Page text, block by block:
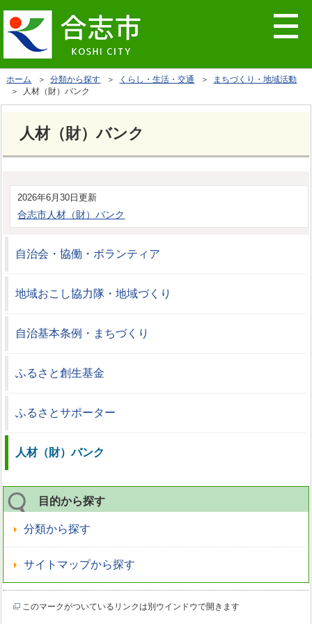
ホーム ＞分類から探す ＞ くらし・生活・交通 ＞
まちづくり・地域活動
＞ 人材（財）バンク
人材（財）バンク
2026年6月30日更新
合志市人材（財）バンク
自治会・協働・ボランティア
地域おこし協力隊・地域づくり
自治基本条例・まちづくり
ふるさと創生基金
ふるさとサポーター
人材（財）バンク
目的から探す
分類から探す
サイトマップから探す
このマークがついているリンクは別ウインドウで開きます